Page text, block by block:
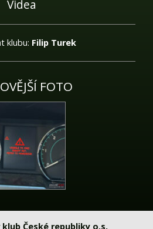
Videa
klubu: Filip Turek
FOTO
klub České republiky o.s.